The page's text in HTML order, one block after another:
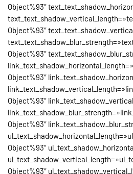
Object%93″
Object%93″
Object%93″
Object%93″
Object%93″
Object%93″
Object%93″
Object%93″